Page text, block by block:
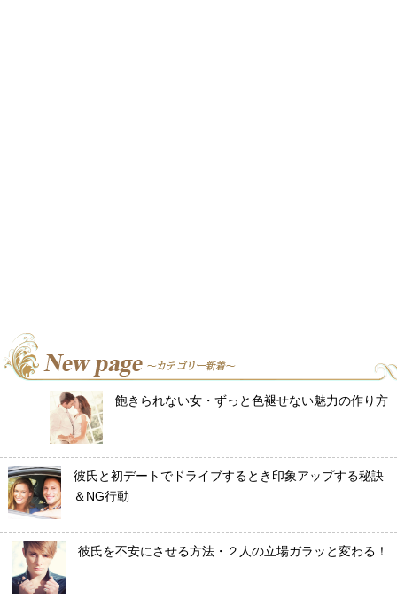
飽きられない女・ずっと色褪せない魅力の作り方
彼氏と初デートでドライブするとき印象アップする秘訣
＆NG行動
彼氏を不安にさせる方法・２人の立場ガラッと変わる！